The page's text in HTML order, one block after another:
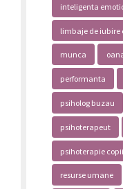
inteligenta
limbaje de iubire
munca
performanta
psiholog buzau
psihoterapeut
psihoterapie copii
resurse umane